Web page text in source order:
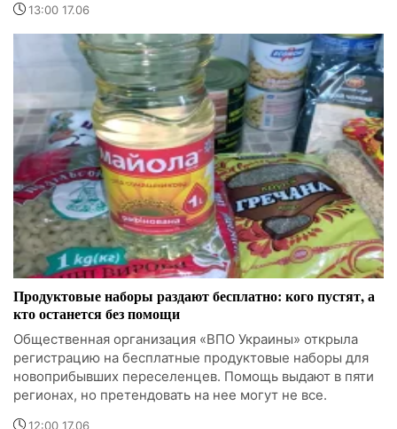
13:00 17.06
Продуктовые наборы раздают бесплатно: кого пустят, а
кто останется без помощи
Общественная организация «ВПО Украины» открыла
регистрацию на бесплатные продуктовые наборы для
новоприбывших переселенцев. Помощь выдают в пяти
регионах, но претендовать на нее могут не все.
12:00 17.06